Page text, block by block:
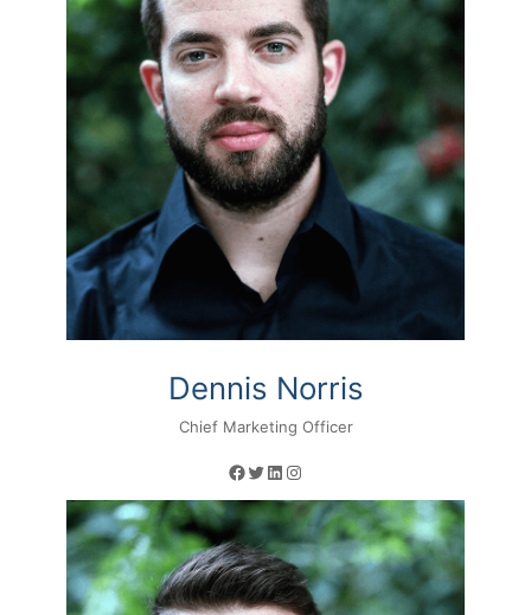
Dennis Norris
Chief Marketing Officer
Facebook Twitter LinkedIn Instagram